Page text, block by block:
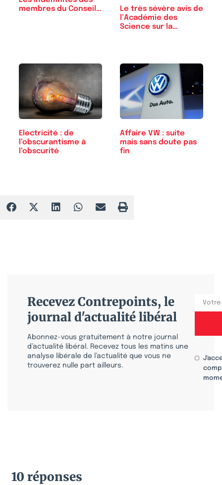
membres du Conseil…
Le très sévère avis de
l’Académie des
Science sur la…
Electricité : de
l’obscurantisme à
l’obscurité
Affaire VW : suite
mais sans doute pas
fin
Recevez Contrepoints, le
journal d'actualité libéral
Abonnez-vous gratuitement à notre journal
d’actualité libéral. Recevez tous les matins une
analyse libérale de l’actualité que vous ne
trouverez nulle part ailleurs.
10 réponses